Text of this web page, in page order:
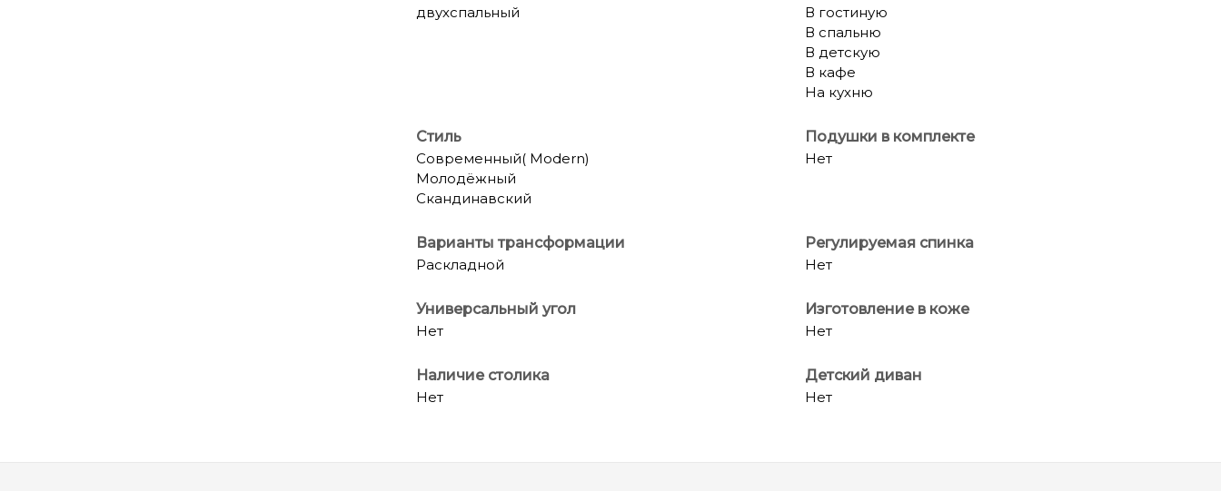
двухспальный
В гостиную
В спальню
В детскую
В кафе
На кухню
Стиль
Современный( Modern)
Молодёжный
Скандинавский
Подушки в комплекте
Нет
Варианты трансформации
Раскладной
Регулируемая спинка
Нет
Универсальный угол
Нет
Изготовление в коже
Нет
Наличие столика
Нет
Детский диван
Нет